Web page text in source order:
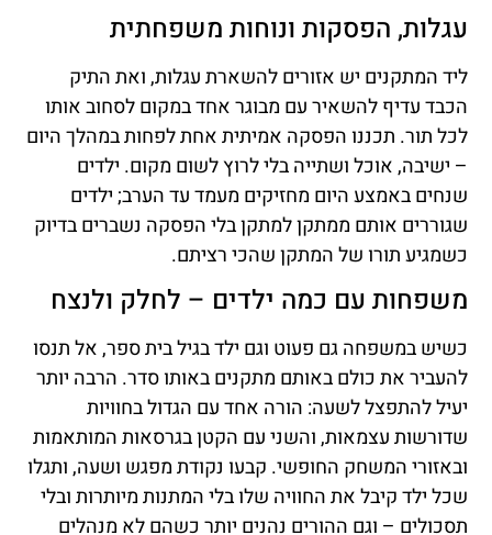
עגלות, הפסקות ונוחות משפחתית
ליד המתקנים יש אזורים להשארת עגלות, ואת התיק
הכבד עדיף להשאיר עם מבוגר אחד במקום לסחוב אותו
לכל תור. תכננו הפסקה אמיתית אחת לפחות במהלך היום
– ישיבה, אוכל ושתייה בלי לרוץ לשום מקום. ילדים
שנחים באמצע היום מחזיקים מעמד עד הערב; ילדים
שגוררים אותם ממתקן למתקן בלי הפסקה נשברים בדיוק
כשמגיע תורו של המתקן שהכי רציתם.
משפחות עם כמה ילדים – לחלק ולנצח
כשיש במשפחה גם פעוט וגם ילד בגיל בית ספר, אל תנסו
להעביר את כולם באותם מתקנים באותו סדר. הרבה יותר
יעיל להתפצל לשעה: הורה אחד עם הגדול בחוויות
שדורשות עצמאות, והשני עם הקטן בגרסאות המותאמות
ובאזורי המשחק החופשי. קבעו נקודת מפגש ושעה, ותגלו
שכל ילד קיבל את החוויה שלו בלי המתנות מיותרות ובלי
תסכולים – וגם ההורים נהנים יותר כשהם לא מנהלים